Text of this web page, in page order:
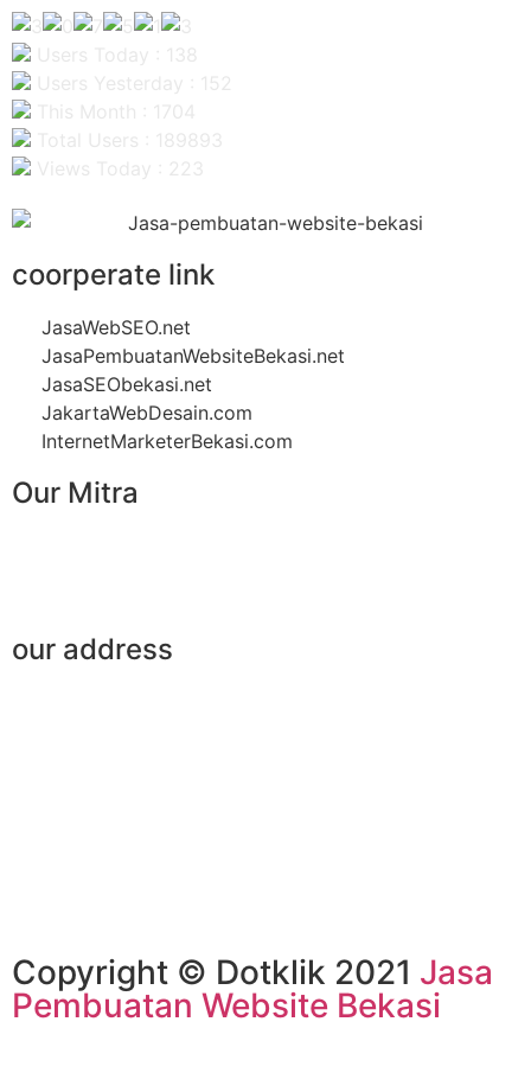
coorperate link
JasaWebSEO.net
JasaPembuatanWebsiteBekasi.net
JasaSEObekasi.net
JakartaWebDesain.com
InternetMarketerBekasi.com
Our Mitra
our address
Copyright © Dotklik 2021 Jasa
Pembuatan Website Bekasi